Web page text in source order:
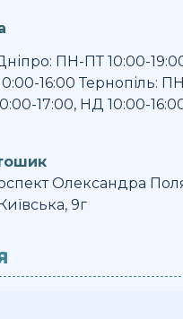
ПН-ПТ 10:00-
16:00 Тернопіль:
17:00, НД 10:00-
Олександра
9г